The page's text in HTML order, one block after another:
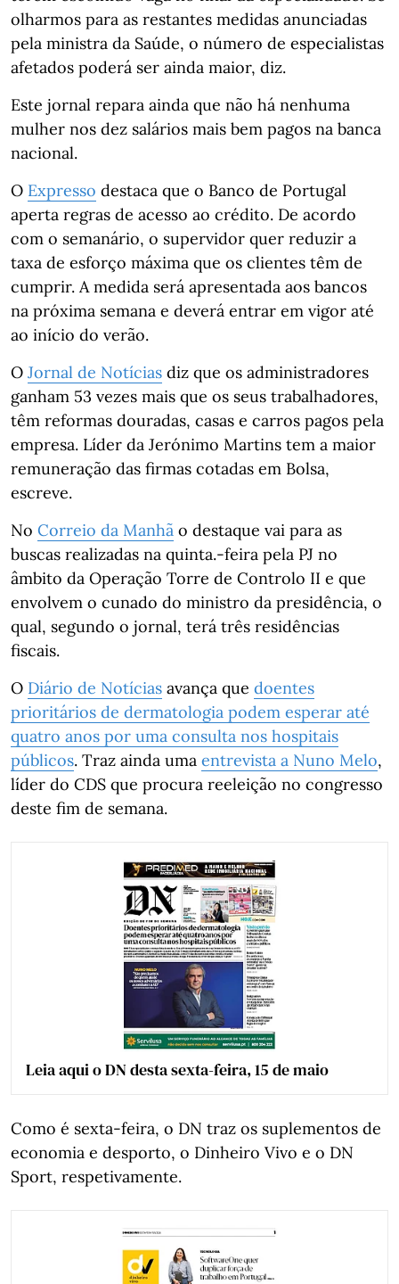
olharmos para as restantes medidas anunciadas
pela ministra da Saúde, o número de especialistas
afetados poderá ser ainda maior, diz.
Este jornal repara ainda que não há nenhuma
mulher nos dez salários mais bem pagos na banca
nacional.
O Expresso destaca que o Banco de Portugal
aperta regras de acesso ao crédito. De acordo
com o semanário, o supervidor quer reduzir a
taxa de esforço máxima que os clientes têm de
cumprir. A medida será apresentada aos bancos
na próxima semana e deverá entrar em vigor até
ao início do verão.
O Jornal de Notícias diz que os administradores
ganham 53 vezes mais que os seus trabalhadores,
têm reformas douradas, casas e carros pagos pela
empresa. Líder da Jerónimo Martins tem a maior
remuneração das firmas cotadas em Bolsa,
escreve.
No Correio da Manhã o destaque vai para as
buscas realizadas na quinta.-feira pela PJ no
âmbito da Operação Torre de Controlo II e que
envolvem o cunado do ministro da presidência, o
qual, segundo o jornal, terá três residências
fiscais.
O Diário de Notícias avança que doentes
prioritários de dermatologia podem esperar até
quatro anos por uma consulta nos hospitais
públicos. Traz ainda uma entrevista a Nuno Melo,
líder do CDS que procura reeleição no congresso
deste fim de semana.
Leia aqui o DN desta sexta-feira, 15 de maio
Como é sexta-feira, o DN traz os suplementos de
economia e desporto, o Dinheiro Vivo e o DN
Sport, respetivamente.